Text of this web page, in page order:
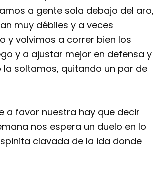
a gente sola debajo del aro,
muy débiles y a veces
y volvimos a correr bien los
y a ajustar mejor en defensa y
soltamos, quitando un par de
a favor nuestra hay que decir
nos espera un duelo en lo
clavada de la ida donde